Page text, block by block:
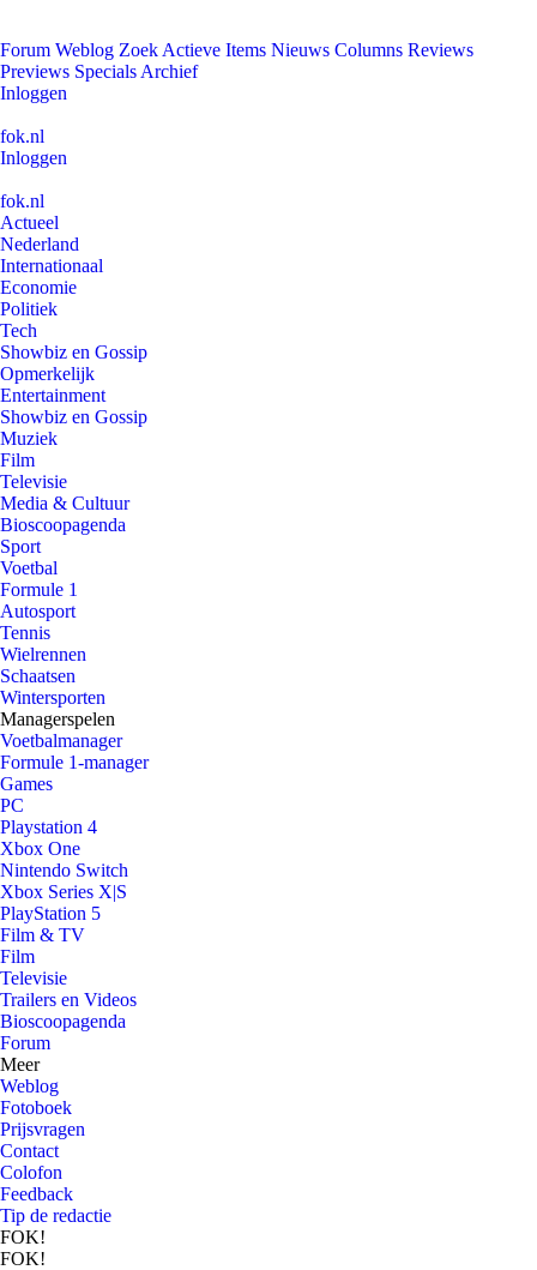
Forum Weblog Zoek Actieve Items Nieuws Columns Reviews
Previews Specials Archief
Inloggen
fok.nl
Inloggen
fok.nl
Actueel
Nederland
Internationaal
Economie
Politiek
Tech
Showbiz en Gossip
Opmerkelijk
Entertainment
Showbiz en Gossip
Muziek
Film
Televisie
Media & Cultuur
Bioscoopagenda
Sport
Voetbal
Formule 1
Autosport
Tennis
Wielrennen
Schaatsen
Wintersporten
Managerspelen
Voetbalmanager
Formule 1-manager
Games
PC
Playstation 4
Xbox One
Nintendo Switch
Xbox Series X|S
PlayStation 5
Film & TV
Film
Televisie
Trailers en Videos
Bioscoopagenda
Forum
Meer
Weblog
Fotoboek
Prijsvragen
Contact
Colofon
Feedback
Tip de redactie
FOK!
FOK!